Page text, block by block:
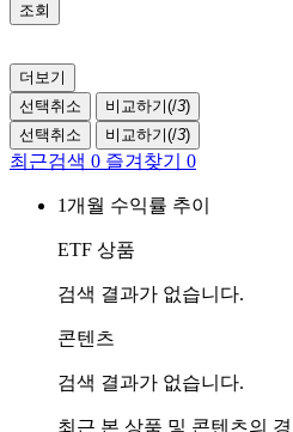
조회
더보기
선택취소
비교하기(/3)
선택취소
비교하기(/3)
최근검색 0 즐겨찾기 0
1개월 수익률 추이
ETF 상품
검색 결과가 없습니다.
콘텐츠
검색 결과가 없습니다.
최근 본 상품 및 콘텐츠의